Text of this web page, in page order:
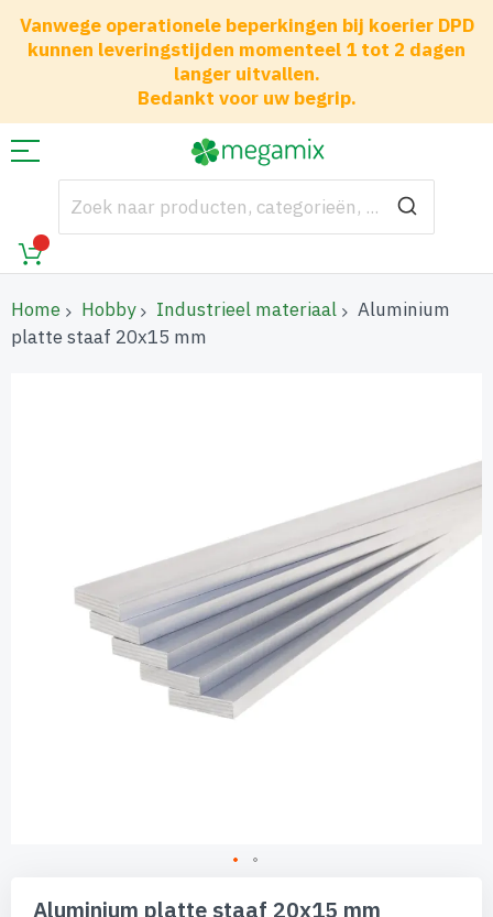
Vanwege operationele beperkingen bij koerier DPD
kunnen leveringstijden momenteel 1 tot 2 dagen
langer uitvallen.
Bedankt voor uw begrip.
Home Hobby Industrieel materiaal
Aluminium
platte staaf 20x15 mm
naarAluminium platte staaf 20x15 mm